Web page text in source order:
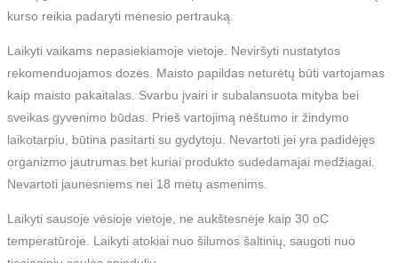
kurso reikia padaryti mėnesio pertrauką.
Laikyti vaikams nepasiekiamoje vietoje. Neviršyti nustatytos
rekomenduojamos dozės. Maisto papildas neturėtų būti vartojamas
kaip maisto pakaitalas. Svarbu įvairi ir subalansuota mityba bei
sveikas gyvenimo būdas. Prieš vartojimą nėštumo ir žindymo
laikotarpiu, būtina pasitarti su gydytoju. Nevartoti jei yra padidėjęs
organizmo jautrumas bet kuriai produkto sudedamajai medžiagai.
Nevartoti jaunesniems nei 18 metų asmenims.
Laikyti sausoje vėsioje vietoje, ne aukštesnėje kaip 30 oC
temperatūroje. Laikyti atokiai nuo šilumos šaltinių, saugoti nuo